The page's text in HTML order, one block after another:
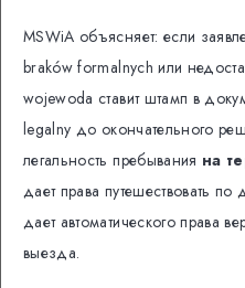
MSWiA объясняет: если
braków formalnych или
wojewoda ставит штамп в
legalny до окончательного
легальность пребывания на
дает права путешествовать
дает автоматического права
выезда.